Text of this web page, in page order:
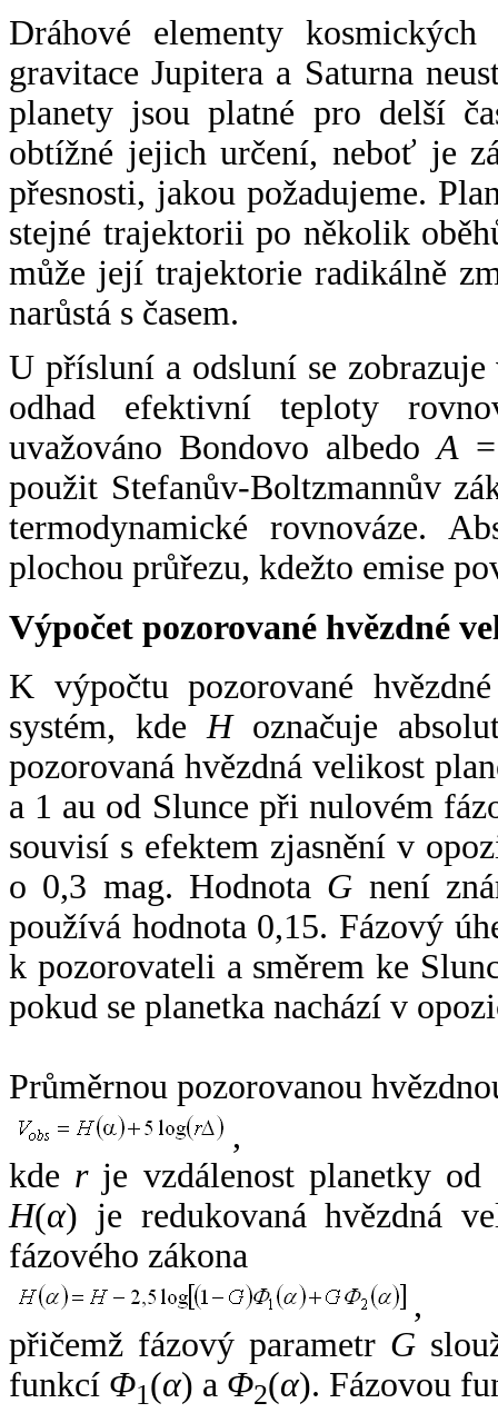
Dráhové elementy
gravitace Jupitera a Saturna
planety jsou platné pro delší
obtížné jejich určení, neboť je
přesnosti, jakou požadujeme.
stejné trajektorii po několik
může její trajektorie radikálně
narůstá s časem.
U přísluní a odsluní se
odhad efektivní teploty
uvažováno Bondovo albedoA
použit Stefanův-Boltzmannův
termodynamické rovnováze.
plochou průřezu, kdežto emise
Výpočet pozorované hvězdné
K výpočtu pozorované
systém, kde Hoznačuje
pozorovaná hvězdná velikost
a 1 au od Slunce při nulovém
souvisí s efektem zjasnění v
o 0,3 mag. Hodnota G není
používá hodnota 0,15. Fázový
k pozorovateli a směrem ke
pokud se planetka nachází v
Průměrnou pozorovanou
,
kde rje vzdálenost planetky od
H(α) je redukovaná hvězdná
fázového zákona
,
přičemž fázový parametr G
funkcí Φ1(α) a Φ2(α). Fázovou